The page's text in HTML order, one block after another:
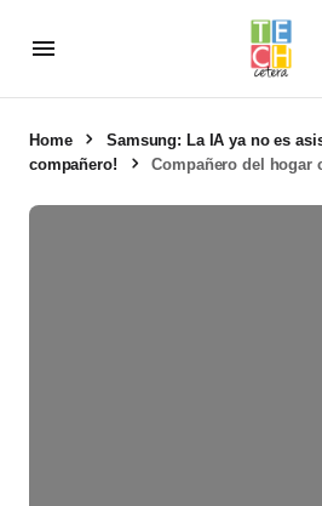
Home
Samsung: La IA ya no es
compañero!
Compañero del hogar